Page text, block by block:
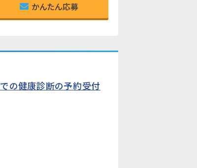
かんたん応募
の健康診断の予約受付